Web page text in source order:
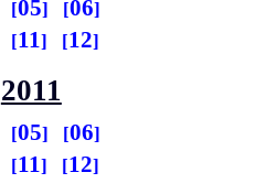
05
06
11 12
2011
05
06
11 12